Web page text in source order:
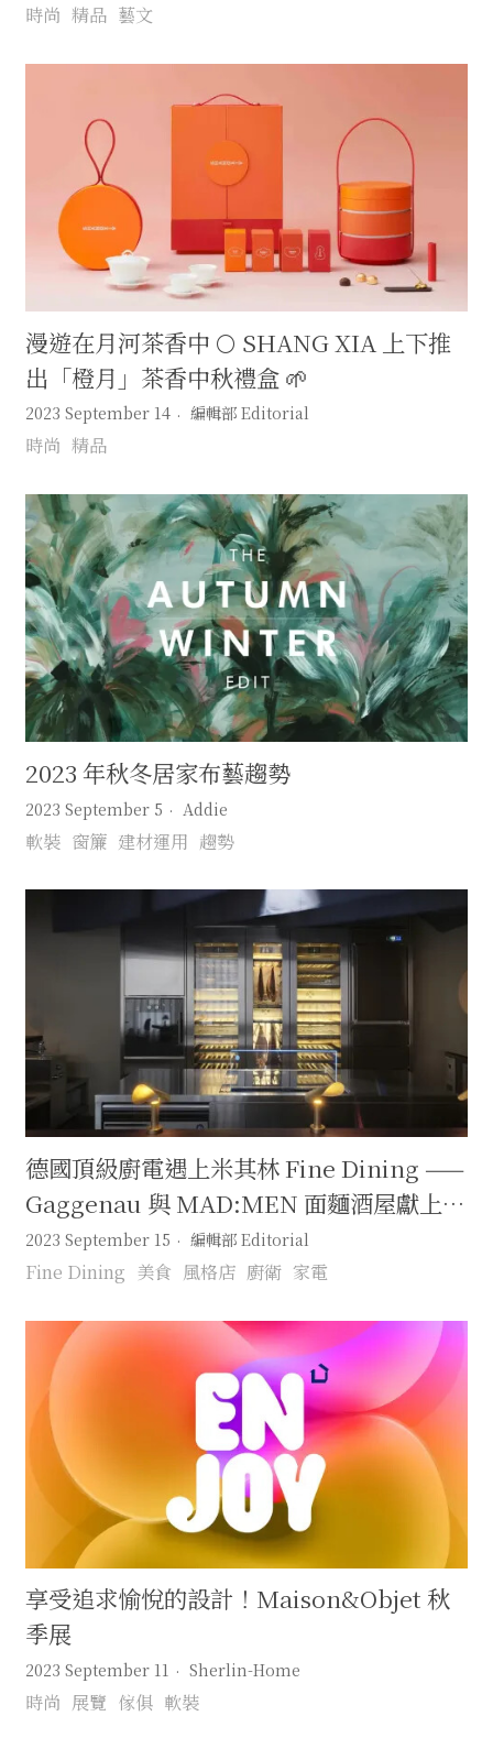
時尚 精品 藝文
漫遊在月河茶香中 🌕 SHANG XIA 上下推
出「橙月」茶香中秋禮盒 🌱
2023 September 14 編輯部 Editorial
時尚 精品
2023 年秋冬居家布藝趨勢
2023 September 5 Addie
軟裝 窗簾 建材運用 趨勢
德國頂級廚電遇上米其林 Fine Dining ——
Gaggenau 與 MAD:MEN 面麵酒屋獻上最
潮劇場式餐飲體驗
2023 September 15 編輯部 Editorial
Fine Dining 美食 風格店 廚衛 家電
享受追求愉悅的設計！Maison&Objet 秋
季展
2023 September 11 Sherlin-Home
時尚 展覽 傢俱 軟裝